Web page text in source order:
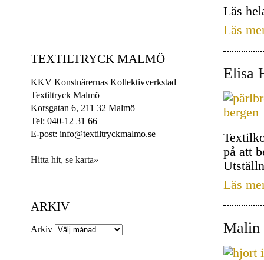
Läs
Läs
Elisa
på att
Läs
Malin
TEXTILTRYCK MALMÖ
KKV Konstnärernas Kollektivverkstad
Textiltryck Malmö
Korsgatan 6, 211 32 Malmö
Tel: 040-12 31 66
E-post: info@textiltryckmalmo.se
Hitta hit, se karta»
ARKIV
Arkiv